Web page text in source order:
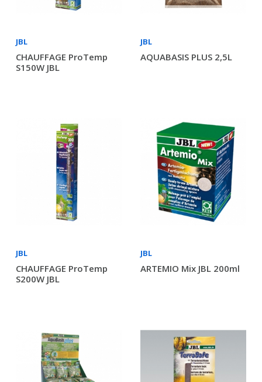
JBL
CHAUFFAGE ProTemp
S150W JBL
JBL
AQUABASIS PLUS 2,5L
JBL
CHAUFFAGE ProTemp
S200W JBL
JBL
ARTEMIO Mix JBL 200ml